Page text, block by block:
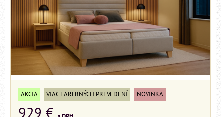
AKCIA VIAC FAREBNÝCH PREVEDENÍ NOVINKA
929 €